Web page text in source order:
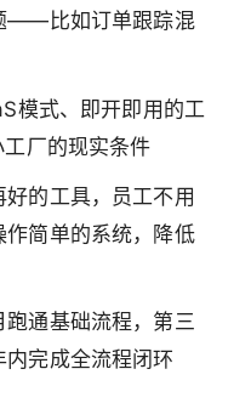
——比如订单跟踪混
模式、即开即用的工
厂的现实条件
好的工具，员工不用
简单的系统，降低
跑通基础流程，第三
完成全流程闭环